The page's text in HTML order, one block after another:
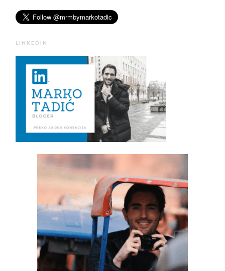
LINKEDIN